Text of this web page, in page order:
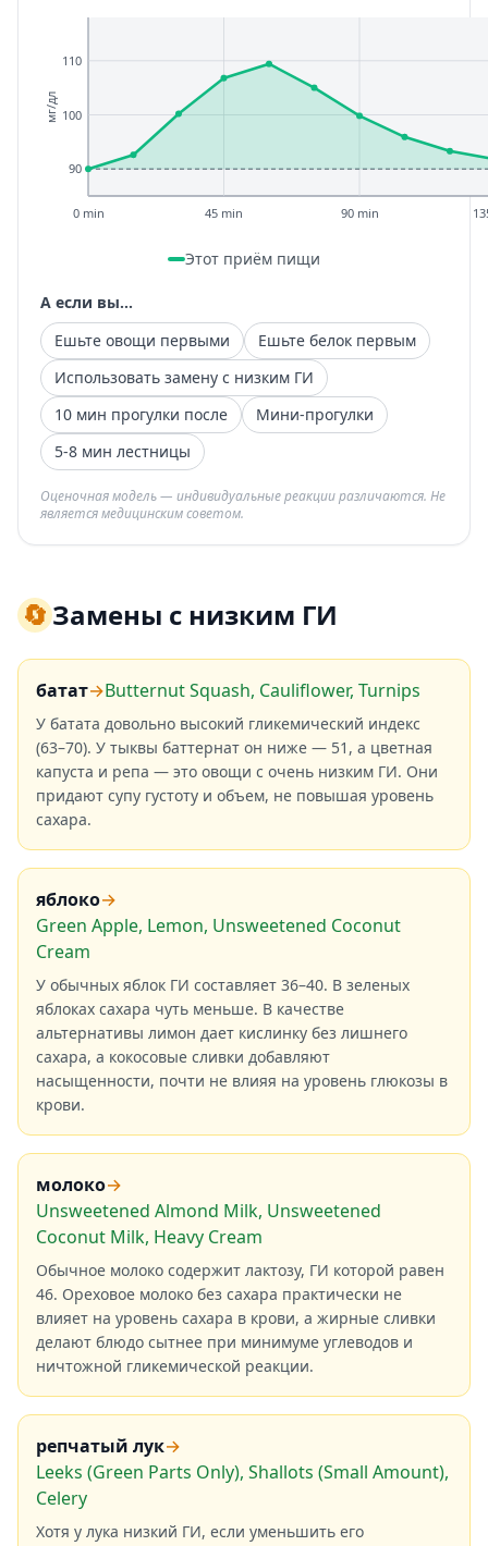
90
100
110
0 min 45 min 90 min
мг/дл
Этот приём пищи
А если вы...
Ешьте овощи первыми
Ешьте белок первым
Использовать замену с низким ГИ
10 мин прогулки после
Мини-прогулки
5-8 мин лестницы
Оценочная модель — индивидуальные реакции различаются. Не
является медицинским советом.
🔄Замены с низким ГИ
батат→Butternut Squash, Cauliflower, Turnips
У батата довольно высокий гликемический индекс
(63–70). У тыквы баттернат он ниже — 51, а цветная
капуста и репа — это овощи с очень низким ГИ. Они
придают супу густоту и объем, не повышая уровень
сахара.
яблоко→
Green Apple, Lemon, Unsweetened Coconut
Cream
У обычных яблок ГИ составляет 36–40. В зеленых
яблоках сахара чуть меньше. В качестве
альтернативы лимон дает кислинку без лишнего
сахара, а кокосовые сливки добавляют
насыщенности, почти не влияя на уровень глюкозы в
крови.
молоко→
Unsweetened Almond Milk, Unsweetened
Coconut Milk, Heavy Cream
Обычное молоко содержит лактозу, ГИ которой равен
46. Ореховое молоко без сахара практически не
влияет на уровень сахара в крови, а жирные сливки
делают блюдо сытнее при минимуме углеводов и
ничтожной гликемической реакции.
репчатый лук→
Leeks (Green Parts Only), Shallots (Small Amount),
Celery
Хотя у лука низкий ГИ, если уменьшить его